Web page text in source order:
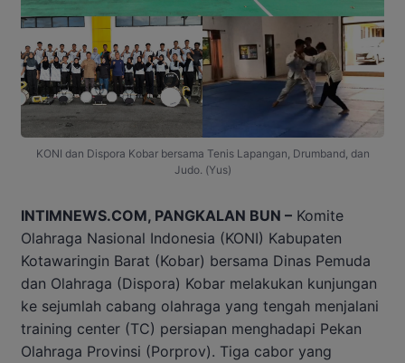
KONI dan Dispora Kobar bersama Tenis Lapangan, Drumband, dan
Judo. (Yus)
INTIMNEWS.COM, PANGKALAN BUN – Komite
Olahraga Nasional Indonesia (KONI) Kabupaten
Kotawaringin Barat (Kobar) bersama Dinas Pemuda
dan Olahraga (Dispora) Kobar melakukan kunjungan
ke sejumlah cabang olahraga yang tengah menjalani
training center (TC) persiapan menghadapi Pekan
Olahraga Provinsi (Porprov). Tiga cabor yang